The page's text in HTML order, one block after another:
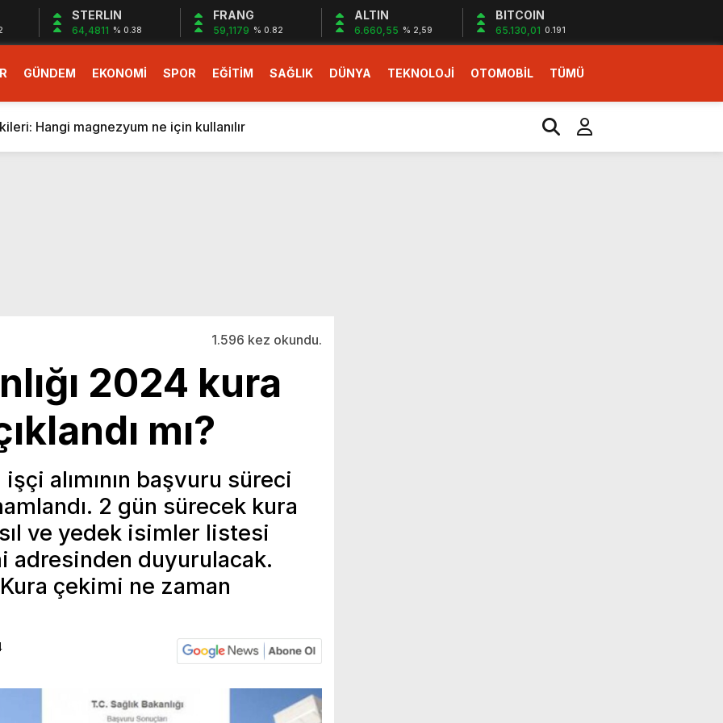
STERLIN
64,4811 % 0.38
FRANG
59,1179 % 0.82
ALTIN
6.660,55 % 2,59
BITCOIN
65.130,01 0.191
GÜNDEM EKONOMİ SPOR EĞİTİM SAĞLIK DÜNYA TEKNOLOJİ OTOMOBİL TÜMÜ
dev teklif
gelecek yeni özellikler belli oldu
Hangi magnezyum ne için kullanılır
başlıyor
dev teklif
1.596 kez okundu.
2024 kura
mı?
işçi alımının başvuru süreci
2 gün sürecek kura
ve yedek isimler listesi
adresinden duyurulacak.
Kura çekimi ne zaman